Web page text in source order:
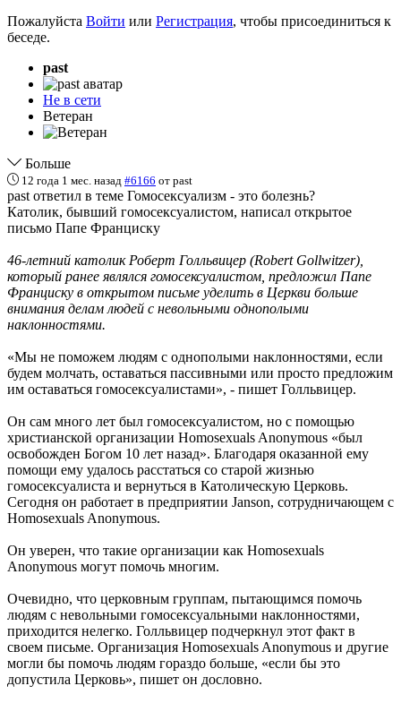
Пожалуйста Войти или Регистрация, чтобы присоединиться к
беседе.
past
Не в сети
Ветеран
Больше
12 года 1 мес. назад #6166 от past
past ответил в теме Гомосексуализм - это болезнь?
Католик, бывший гомосексуалистом, написал открытое
письмо Папе Франциску
46-летний католик Роберт Голльвицер (Robert Gollwitzer),
который ранее являлся гомосексуалистом, предложил Папе
Франциску в открытом письме уделить в Церкви больше
внимания делам людей с невольными однополыми
наклонностями.
«Мы не поможем людям с однополыми наклонностями, если
будем молчать, оставаться пассивными или просто предложим
им оставаться гомосексуалистами», - пишет Голльвицер.
Он сам много лет был гомосексуалистом, но с помощью
христианской организации Homosexuals Anonymous «был
освобожден Богом 10 лет назад». Благодаря оказанной ему
помощи ему удалось расстаться со старой жизнью
гомосексуалиста и вернуться в Католическую Церковь.
Сегодня он работает в предприятии Janson, сотрудничающем с
Homosexuals Anonymous.
Он уверен, что такие организации как Homosexuals
Anonymous могут помочь многим.
Очевидно, что церковным группам, пытающимся помочь
людям с невольными гомосексуальными наклонностями,
приходится нелегко. Голльвицер подчеркнул этот факт в
своем письме. Организация Homosexuals Anonymous и другие
могли бы помочь людям гораздо больше, «если бы это
допустила Церковь», пишет он дословно.